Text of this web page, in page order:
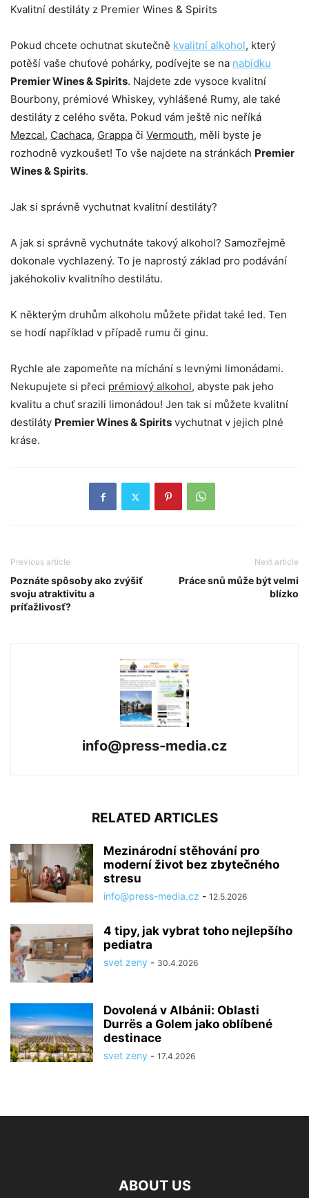
Kvalitní destiláty z Premier Wines & Spirits
Pokud chcete ochutnat skutečně kvalitní alkohol, který
potěší vaše chuťové pohárky, podívejte se na nabídku
Premier Wines & Spirits. Najdete zde vysoce kvalitní
Bourbony, prémiové Whiskey, vyhlášené Rumy, ale také
destiláty z celého světa. Pokud vám ještě nic neříká
Mezcal, Cachaca, Grappa či Vermouth, měli byste je
rozhodně vyzkoušet! To vše najdete na stránkách Premier
Wines & Spirits.
Jak si správně vychutnat kvalitní destiláty?
A jak si správně vychutnáte takový alkohol? Samozřejmě
dokonale vychlazený. To je naprostý základ pro podávání
jakéhokoliv kvalitního destilátu.
K některým druhům alkoholu můžete přidat také led. Ten
se hodí například v případě rumu či ginu.
Rychle ale zapomeňte na míchání s levnými limonádami.
Nekupujete si přeci prémiový alkohol, abyste pak jeho
kvalitu a chuť srazili limonádou! Jen tak si můžete kvalitní
destiláty Premier Wines & Spirits vychutnat v jejich plné
kráse.
Previous article
Poznáte spôsoby ako zvýšiť
svoju atraktivitu a
príťažlivosť?
Next article
Práce snů může být velmi
blízko
info@press-media.cz
RELATED ARTICLES
Mezinárodní stěhování pro
moderní život bez zbytečného
stresu
info@press-media.cz - 12.5.2026
4 tipy, jak vybrat toho nejlepšího
pediatra
svet zeny - 30.4.2026
Dovolená v Albánii: Oblasti
Durrës a Golem jako oblíbené
destinace
svet zeny - 17.4.2026
ABOUT US